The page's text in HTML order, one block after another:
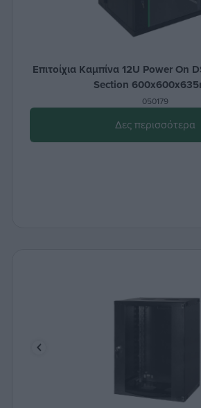
Επιτοίχια Καμπίνα 12U Power On
Section
050179
Δες περισσότερα